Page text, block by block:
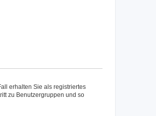
erhalten Sie als registriertes
zu Benutzergruppen und so